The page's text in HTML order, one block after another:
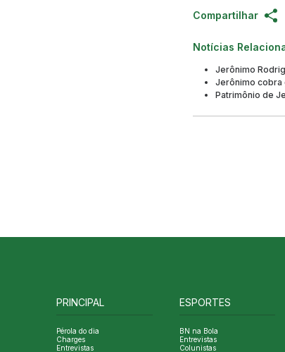
Compartilhar
Notícias
Jerônimo
Jerônimo cobra
Patrimônio de
PRINCIPAL
Pérola do dia
Charges
Entrevistas
ESPORTES
BN na Bola
Entrevistas
Colunistas